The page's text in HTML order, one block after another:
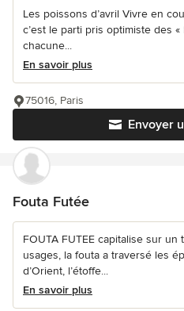
Les poissons d’avril Vivre en
c’est le parti pris optimiste des «
chacune...
En savoir plus
Envoyer
75016, Paris
Fouta Futée
FOUTA FUTEE capitalise sur un
usages, la fouta a traversé les
d’Orient, l’étoffe...
En savoir plus